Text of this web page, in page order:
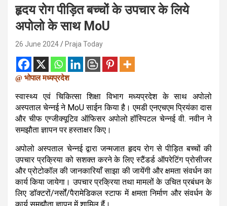
हृदय रोग पीड़ित बच्चों के उपचार के लिये
अपोलो के साथ MoU
26 June 2024 Praja Today
@ भोपाल मध्यप्रदेश
स्वास्थ्य एवं चिकित्सा शिक्षा विभाग मध्यप्रदेश के साथ अपोलो
अस्पताल चेन्नई ने MoU साईन किया है। एमडी एनएचएम प्रियंका दास
और चीफ एग्जीक्यूटिव ऑफिसर अपोलो हॉस्पिटल चेन्नई वी. नवीन ने
समझौता ज्ञापन पर हस्ताक्षर किए।
अपोलो अस्पताल चेन्नई द्वारा जन्मजात हृदय रोग से पीड़ित बच्चों की
उपचार प्रक्रिया को सशक्त करने के लिए स्टैंडर्ड ऑपरेटिंग प्रोसीजर
और प्रोटोकॉल की जानकारियाँ साझा की जायेंगी और क्षमता संवर्धन का
कार्य किया जायेगा। उपचार प्रक्रिया तथा मामलों के उचित प्रबंधन के
लिए डॉक्टरों/नर्सों/पैरामेडिकल स्टाफ में क्षमता निर्माण और संवर्धन के